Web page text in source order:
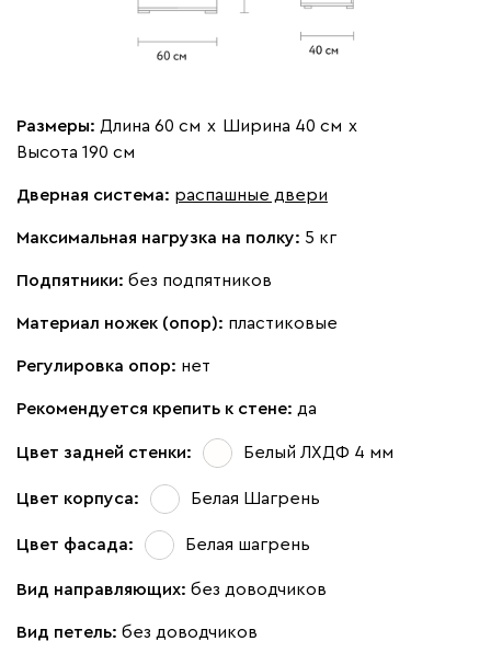
Размеры: Длина 60 см х Ширина 40 см х
Высота 190 см
Дверная система: распашные двери
Максимальная нагрузка на полку: 5 кг
Подпятники: без подпятников
Материал ножек (опор): пластиковые
Регулировка опор: нет
Рекомендуется крепить к стене: да
Цвет задней стенки: Белый ЛХДФ 4 мм
Цвет корпуса: Белая Шагрень
Цвет фасада: Белая шагрень
Вид направляющих: без доводчиков
Вид петель: без доводчиков